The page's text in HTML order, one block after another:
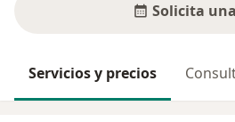
Solicita
Servicios y precios